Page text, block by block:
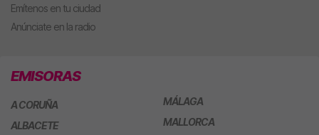
Emítenos en tu ciudad
Anúnciate en la radio
EMISORAS
A CORUÑA
ALBACETE
MÁLAGA
MALLORCA